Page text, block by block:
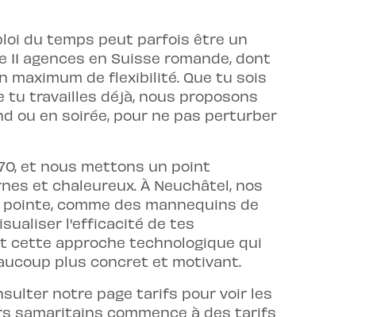
du temps peut parfois être un
agences en Suisse romande, dont
de flexibilité. Que tu sois
tu travailles déjà, nous proposons
ou en soirée, pour ne pas perturber
et nous mettons un point
et chaleureux. À Neuchâtel, nos
comme des mannequins de
l'efficacité de tes
cette approche technologique qui
plus concret et motivant.
notre page tarifs pour voir les
samaritains commence à des tarifs